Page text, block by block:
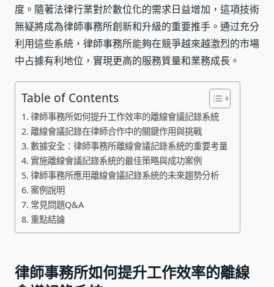
度。隨著法律行業對於數位化的需求日益增加，這項技術
無疑將成為律師事務所創新和升級的重要推手。通过充分
利用這些系統，律師事務所能夠在競爭越來越激烈的市場
中占據有利地位，實現更高的服務質量和業務成長。
Table of Contents
律師事務所如何提升工作效率的離線會議記錄系統
離線會議記錄在律師合作中的關鍵作用與挑戰
數據安全：律師事務所離線會議記錄系統的重要考量
實施離線會議記錄系統的最佳策略與成功案例
律師事務所應用離線會議記錄系統的未來趨勢分析
案例說明
常見問題Q&A
重點結論
律師事務所如何提升工作效率的離線